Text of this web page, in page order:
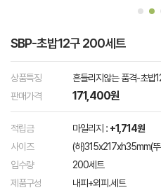
SBP-초밥12구 200세트
상품특징
흔들리지않는 품격-초밥
판매가격
171,400원
적립금 마일리지 : +1,714원
사이즈
(하)315x217xh35mm(
입수량
200세트
제품구성
내피+외피.세트